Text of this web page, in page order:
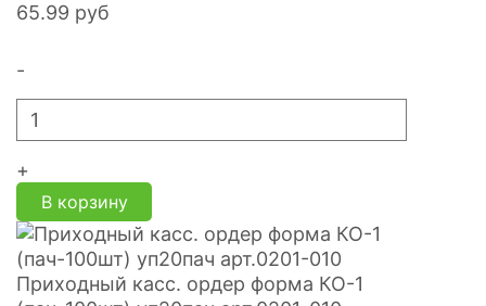
65.99 руб
-
+
В корзину
Приходный касс. ордер форма КО-1